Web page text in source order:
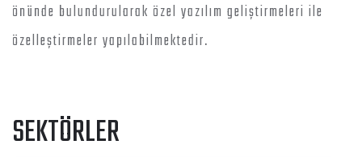
önünde bulundurularak özel yazılım geliştirmeleri ile
özelleştirmeler yapılabilmektedir.
SEKTÖRLER